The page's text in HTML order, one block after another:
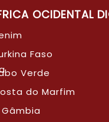
OCIDENTAL
Faso
Verde
do Marfim
Gâmbia